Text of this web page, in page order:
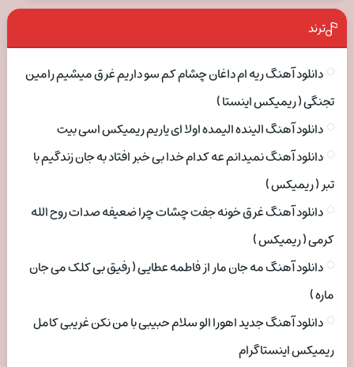
ترند
دانلود آهنگ ریه ام داغان چشام کم سو داریم غرق میشیم رامین
تجنگی ( ریمیکس اینستا )
دانلود آهنگ الینده الیمده اولا ای یاریم ریمیکس اسی بیت
دانلود آهنگ نمیدانم عه کدام خدا بی خبر افتاد به جان زندگیم با
تبر ( ریمیکس )
دانلود آهنگ غرق خونه جفت چشات چرا ضعیفه صدات روح الله
کرمی ( ریمیکس )
دانلود آهنگ مه جان مار از فاطمه عطایی ( رفیق بی کلک می جان
ماره )
دانلود آهنگ جدید اهورا الو سلام حبیبی با من نکن غریبی کامل
ریمیکس اینستاگرام